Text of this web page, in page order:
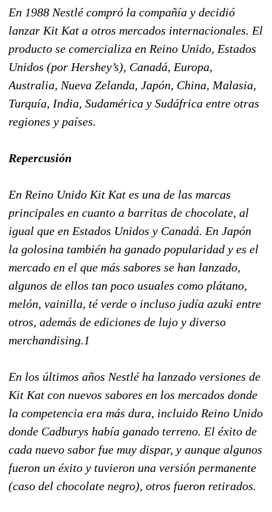
En 1988 Nestlé compró la compañía y decidió
lanzar Kit Kat a otros mercados internacionales. El
producto se comercializa en Reino Unido, Estados
Unidos (por Hershey’s), Canadá, Europa,
Australia, Nueva Zelanda, Japón, China, Malasia,
Turquía, India, Sudamérica y Sudáfrica entre otras
regiones y países.
Repercusión
En Reino Unido Kit Kat es una de las marcas
principales en cuanto a barritas de chocolate, al
igual que en Estados Unidos y Canadá. En Japón
la golosina también ha ganado popularidad y es el
mercado en el que más sabores se han lanzado,
algunos de ellos tan poco usuales como plátano,
melón, vainilla, té verde o incluso judía azuki entre
otros, además de ediciones de lujo y diverso
merchandising.1
En los últimos años Nestlé ha lanzado versiones de
Kit Kat con nuevos sabores en los mercados donde
la competencia era más dura, incluido Reino Unido
donde Cadburys había ganado terreno. El éxito de
cada nuevo sabor fue muy dispar, y aunque algunos
fueron un éxito y tuvieron una versión permanente
(caso del chocolate negro), otros fueron retirados.